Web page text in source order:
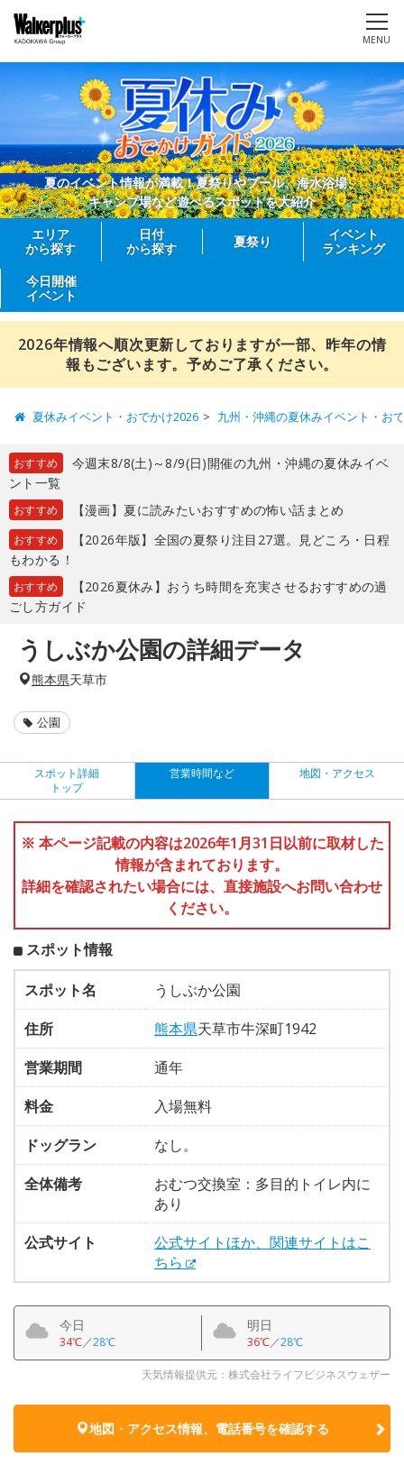
MENU
夏のイベント情報が満載！夏祭りやプール、海水浴場、
キャンプ場など遊べるスポットを大紹介
エリア
から探す
日付
から探す
夏祭り
イベント
ランキング
今日開催
イベント
2026年情報へ順次更新しておりますが一部、昨年の情
報もございます。予めご了承ください。
夏休みイベント・おでかけ2026 九州・沖縄の夏休みイベント・お
おすすめ
今週末8/8(土)～8/9(日)開催の九州・沖縄の夏休みイベ
ント一覧
おすすめ 【漫画】夏に読みたいおすすめの怖い話まとめ
おすすめ
【2026年版】全国の夏祭り注目27選。見どころ・日程
もわかる！
おすすめ
【2026夏休み】おうち時間を充実させるおすすめの過
ごし方ガイド
うしぶか公園の詳細データ
熊本県天草市
公園
スポット詳細
トップ
営業時間など 地図・アクセス
※ 本ページ記載の内容は2026年1月31日以前に取材した
情報が含まれております。
詳細を確認されたい場合には、直接施設へお問い合わせ
ください。
スポット情報
スポット名
うしぶか公園
住所
熊本県天草市牛深町1942
営業期間
通年
料金
入場無料
ドッグラン
なし。
全体備考
おむつ交換室：多目的トイレ内に
あり
公式サイト
公式サイトほか、関連サイトはこ
ちら
今日
34℃／28℃
明日
36℃／28℃
天気情報提供元：株式会社ライフビジネスウェザー
地図・アクセス情報、電話番号を確認する